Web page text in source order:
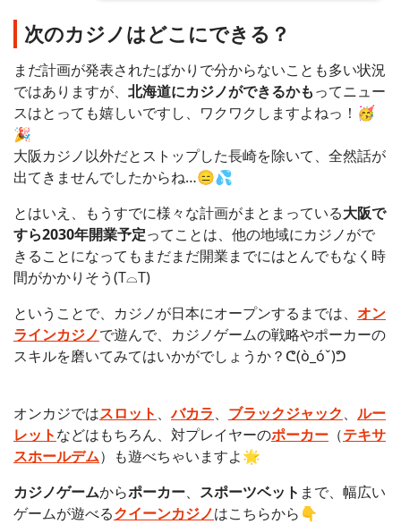
次のカジノはどこにできる？
まだ計画が発表されたばかりで分からないことも多い状況
ではありますが、 北海道にカジノができるかもってニュー
スはとっても嬉しいですし、ワクワクしますよねっ！🥳
🎉
大阪カジノ以外だとストップした長崎を除いて、全然話が
出てきませんでしたからね…😑💦
とはいえ、もうすでに様々な計画がまとまっている大阪で
すら2030年開業予定ってことは、他の地域にカジノがで
きることになってもまだまだ開業までにはとんでもなく時
間がかかりそう(T⌓T)
ということで、カジノが日本にオープンするまでは、 オン
ラインカジノで遊んで、カジノゲームの戦略やポーカーの
スキルを磨いてみてはいかがでしょうか？ᕦ(ò_óˇ)ᕤ
オンカジではスロット 、バカラ、 ブラックジャック、 ルー
レットなどはもちろん、対プレイヤーのポーカー （テキサ
スホールデム）も遊べちゃいますよ🌟
カジノゲームからポーカー、 スポーツベット まで、幅広い
ゲームが遊べるクイーンカジノはこちらから👇